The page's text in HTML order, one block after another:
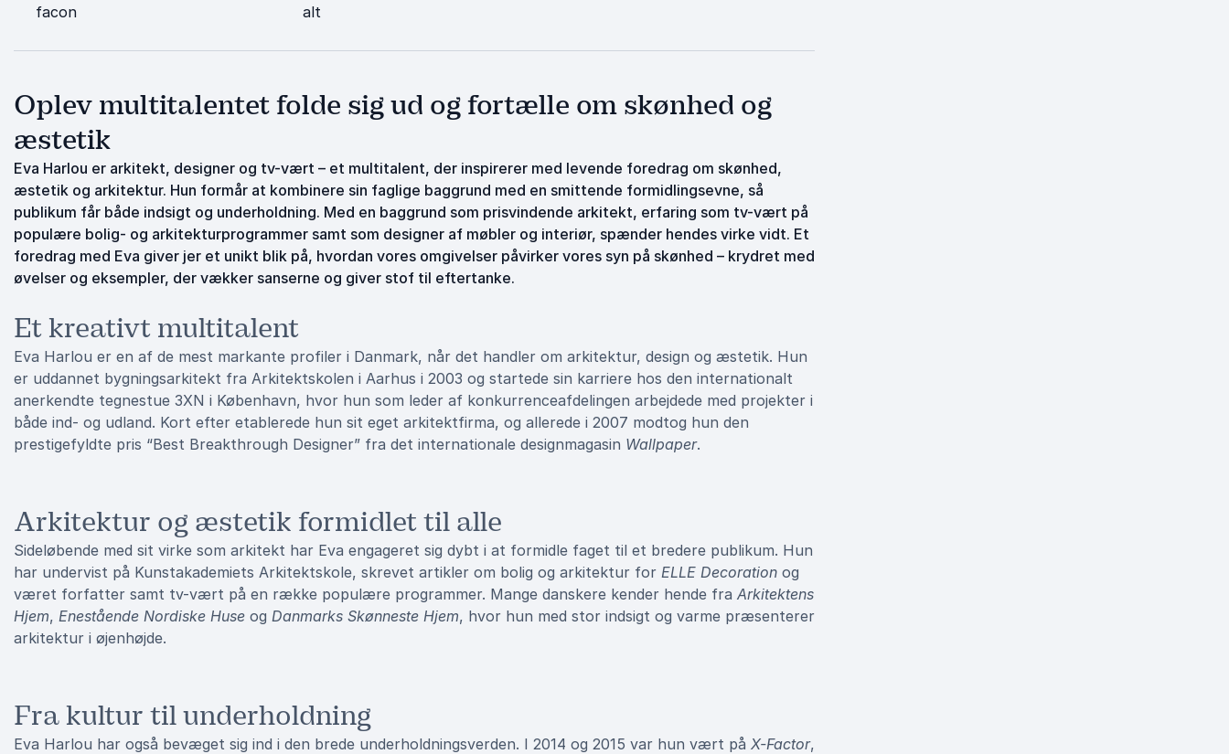
facon
alt
Oplev multitalentet folde sig ud og fortælle om skønhed og
æstetik
Eva Harlou er arkitekt, designer og tv-vært – et multitalent, der inspirerer med levende foredrag om skønhed,
æstetik og arkitektur. Hun formår at kombinere sin faglige baggrund med en smittende formidlingsevne, så
publikum får både indsigt og underholdning. Med en baggrund som prisvindende arkitekt, erfaring som tv-vært på
populære bolig- og arkitekturprogrammer samt som designer af møbler og interiør, spænder hendes virke vidt. Et
foredrag med Eva giver jer et unikt blik på, hvordan vores omgivelser påvirker vores syn på skønhed – krydret med
øvelser og eksempler, der vækker sanserne og giver stof til eftertanke.
Et kreativt multitalent
Eva Harlou er en af de mest markante profiler i Danmark, når det handler om arkitektur, design og æstetik. Hun
er uddannet bygningsarkitekt fra Arkitektskolen i Aarhus i 2003 og startede sin karriere hos den internationalt
anerkendte tegnestue 3XN i København, hvor hun som leder af konkurrenceafdelingen arbejdede med projekter i
både ind- og udland. Kort efter etablerede hun sit eget arkitektfirma, og allerede i 2007 modtog hun den
prestigefyldte pris “Best Breakthrough Designer” fra det internationale designmagasin Wallpaper.
Arkitektur og æstetik formidlet til alle
Sideløbende med sit virke som arkitekt har Eva engageret sig dybt i at formidle faget til et bredere publikum. Hun
har undervist på Kunstakademiets Arkitektskole, skrevet artikler om bolig og arkitektur for ELLE Decoration og
været forfatter samt tv-vært på en række populære programmer. Mange danskere kender hende fra Arkitektens
Hjem, Enestående Nordiske Huse og Danmarks Skønneste Hjem, hvor hun med stor indsigt og varme præsenterer
arkitektur i øjenhøjde.
Fra kultur til underholdning
Eva Harlou har også bevæget sig ind i den brede underholdningsverden. I 2014 og 2015 var hun vært på X-Factor,